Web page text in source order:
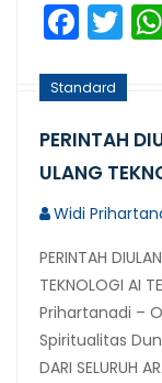
Standard
PERINTAH
ULANG
Widi
PERINTAH
TEKNOLOGI AI
Prihartanadi –
Spiritualitas
DARI SELURUH